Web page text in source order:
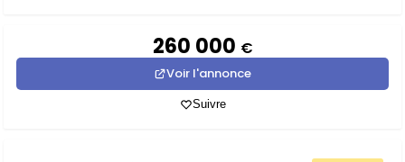
260 000 €
Voir l'annonce
Suivre